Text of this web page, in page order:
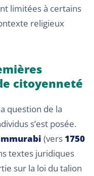
limitées à certains
religieux
citoyenneté
question de la
s’est posée.
(vers 1750
textes juridiques
sur la loi du talion